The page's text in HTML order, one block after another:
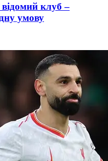
клуб –
умову